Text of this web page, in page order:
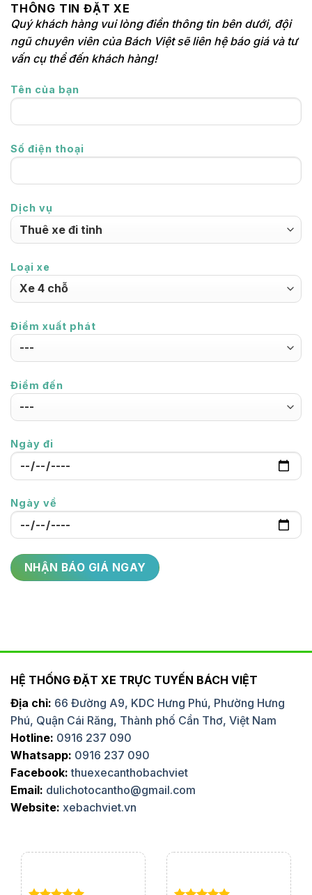
THÔNG TIN ĐẶT XE
Quý khách hàng vui lòng điền thông tin bên dưới, đội
ngũ chuyên viên của Bách Việt sẽ liên hệ báo giá và tư
vấn cụ thể đến khách hàng!
Tên của bạn
Số điện thoại
Dịch vụ
Loại xe
Điểm xuất phát
Điểm đến
Ngày đi
Ngày về
HỆ THỐNG ĐẶT XE TRỰC TUYẾN BÁCH VIỆT
Địa chỉ: 66 Đường A9, KDC Hưng Phú, Phường Hưng
Phú, Quận Cái Răng, Thành phố Cần Thơ, Việt Nam
Hotline: 0916 237 090
Whatsapp: 0916 237 090
Facebook: thuexecanthobachviet
Email: dulichotocantho@gmail.com
Website: xebachviet.vn